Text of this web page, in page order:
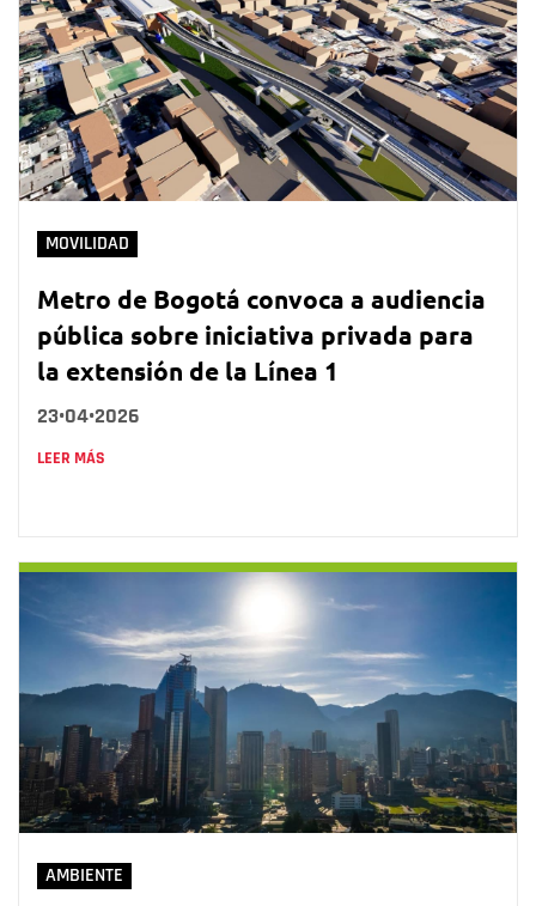
MOVILIDAD
Metro de Bogotá convoca a audiencia
pública sobre iniciativa privada para
la extensión de la Línea 1
23•04•2026
LEER MÁS
AMBIENTE